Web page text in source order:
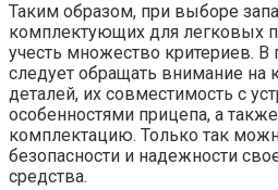
Таким образом, при выборе
комплектующих для легковых
учесть множество критериев.
следует обращать внимание на
деталей, их совместимость с
особенностями прицепа, а
комплектацию. Только так
безопасности и надежности
средства.